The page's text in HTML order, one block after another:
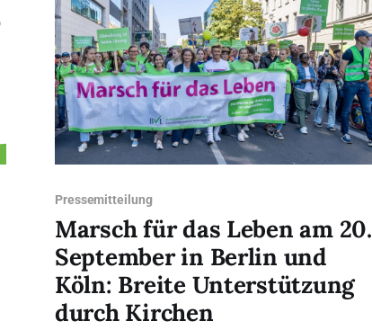
Pressemitteilung
Marsch für das Leben am 20.
September in Berlin und
Köln: Breite Unterstützung
durch Kirchen